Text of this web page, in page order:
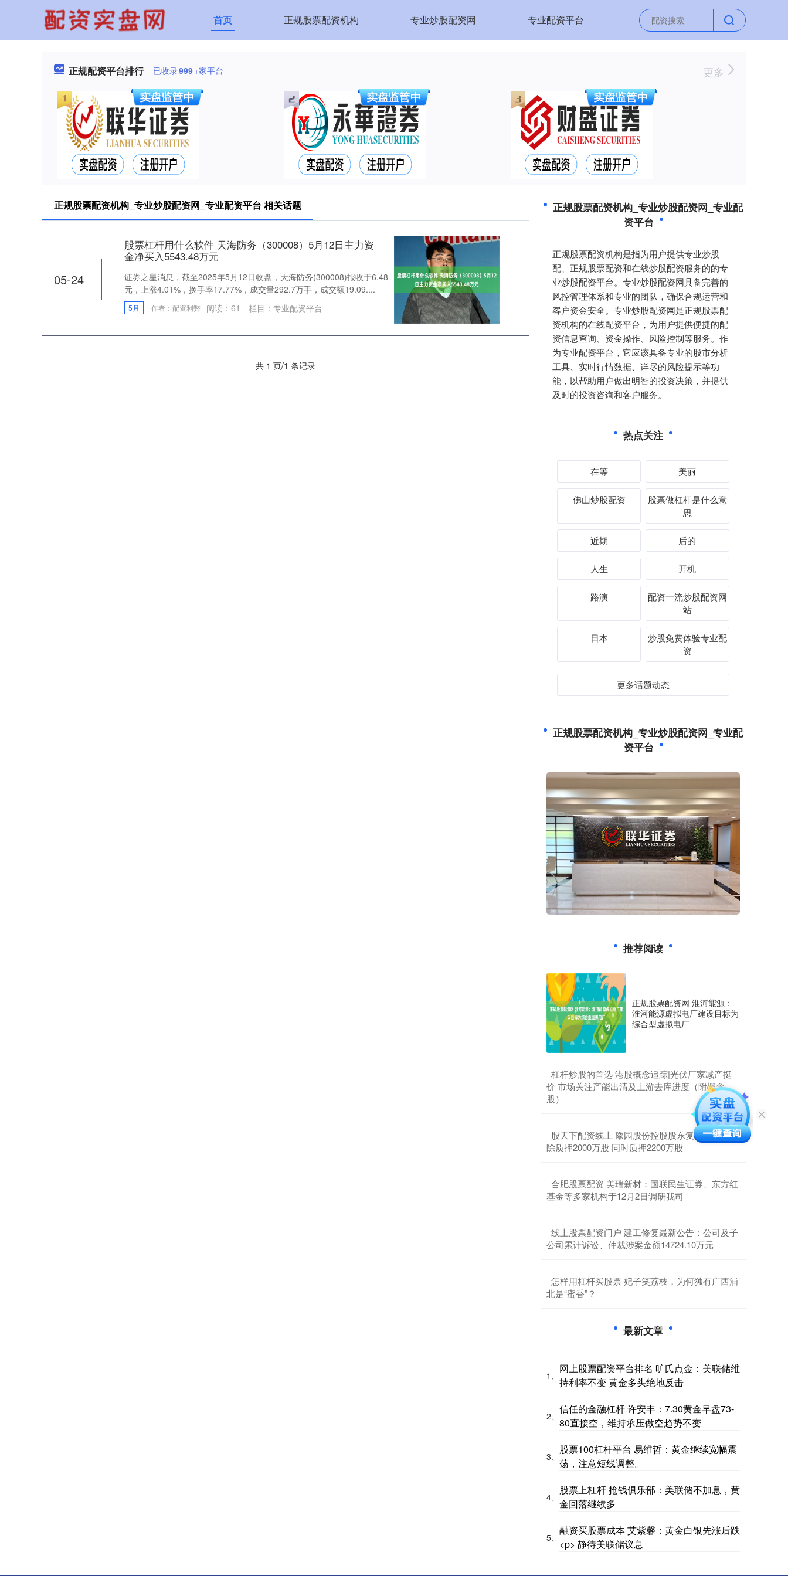
首页 正规股票配资机构 专业炒股配资网 专业配资平台
正规配资平台排行 已收录999+家平台 更多
正规股票配资机构_专业炒股配资网_专业配资平台 相关话题
05-24
股票杠杆用什么软件 天海防务（300008）5月12日主力资
金净买入5543.48万元
证券之星消息，截至2025年5月12日收盘，天海防务(300008)报收于6.48
元，上涨4.01%，换手率17.77%，成交量292.7万手，成交额19.09....
5月 作者：配资利弊 阅读： 61 栏目： 专业配资平台
共 1 页/1 条记录
正规股票配资机构_专业炒股配资网_专业配
资平台
正规股票配资机构是指为用户提供专业炒股
配、正规股票配资和在线炒股配资服务的的专
业炒股配资平台。专业炒股配资网具备完善的
风控管理体系和专业的团队，确保合规运营和
客户资金安全。专业炒股配资网是正规股票配
资机构的在线配资平台，为用户提供便捷的配
资信息查询、资金操作、风险控制等服务。作
为专业配资平台，它应该具备专业的股市分析
工具、实时行情数据、详尽的风险提示等功
能，以帮助用户做出明智的投资决策，并提供
及时的投资咨询和客户服务。
热点关注
在等 美丽
佛山炒股配资
股票做杠杆是什么意
思
近期 后的
人生 开机
路演
配资一流炒股配资网
站
日本
炒股免费体验专业配
资
更多话题动态
正规股票配资机构_专业炒股配资网_专业配
资平台
推荐阅读
正规股票配资网 淮河能源：
淮河能源虚拟电厂建设目标为
综合型虚拟电厂
​杠杆炒股的首选 港股概念追踪|光伏厂家减产挺
价 市场关注产能出清及上游去库进度（附概念
股）
​股天下配资线上 豫园股份控股股东复星高科技解
除质押2000万股 同时质押2200万股
​合肥股票配资 美瑞新材：国联民生证券、东方红
基金等多家机构于12月2日调研我司
​线上股票配资门户 建工修复最新公告：公司及子
公司累计诉讼、仲裁涉案金额14724.10万元
​怎样用杠杆买股票 ​妃子笑荔枝，为何独有广西浦
北是“蜜香”？
最新文章
1、
网上股票配资平台排名 旷氏点金：美联储维
持利率不变 黄金多头绝地反击
2、
信任的金融杠杆 许安丰：7.30黄金早盘73-
80直接空，维持承压做空趋势不变
3、
股票100杠杆平台 易维哲：黄金继续宽幅震
荡，注意短线调整。
4、
股票上杠杆 抢钱俱乐部：美联储不加息，黄
金回落继续多
5、
融资买股票成本 艾紫馨：黄金白银先涨后跌
<p> 静待美联储议息